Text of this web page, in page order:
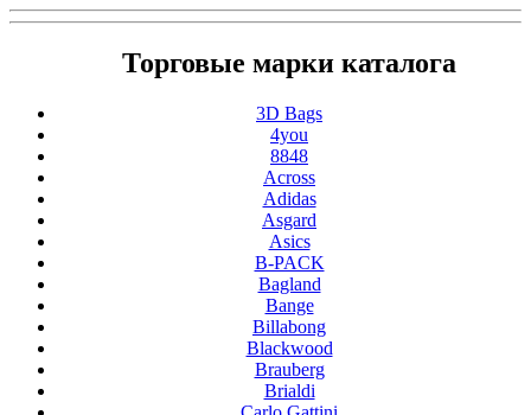
Торговые марки каталога
3D Bags
4you
8848
Across
Adidas
Asgard
Asics
B-PACK
Bagland
Bange
Billabong
Blackwood
Brauberg
Brialdi